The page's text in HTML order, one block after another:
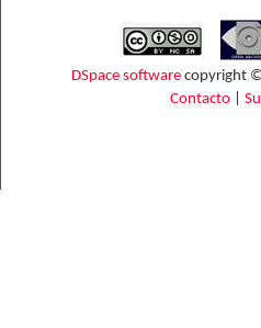
DSpace software copyright
Contacto|